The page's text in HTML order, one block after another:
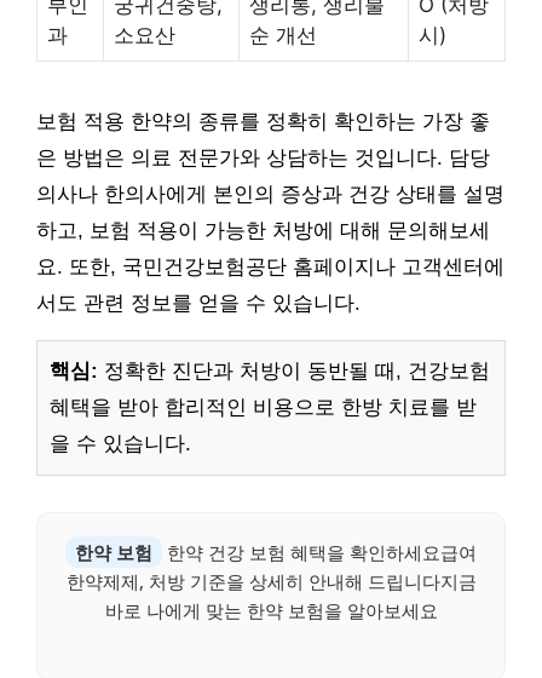
부인
과
궁귀건중탕,
소요산
생리통, 생리불
순 개선
O (처방
시)
보험 적용 한약의 종류를 정확히 확인하는 가장 좋
은 방법은 의료 전문가와 상담하는 것입니다. 담당
의사나 한의사에게 본인의 증상과 건강 상태를 설명
하고, 보험 적용이 가능한 처방에 대해 문의해보세
요. 또한, 국민건강보험공단 홈페이지나 고객센터에
서도 관련 정보를 얻을 수 있습니다.
핵심: 정확한 진단과 처방이 동반될 때, 건강보험
혜택을 받아 합리적인 비용으로 한방 치료를 받
을 수 있습니다.
한약 보험
한약 건강 보험 혜택을 확인하세요급여
한약제제, 처방 기준을 상세히 안내해 드립니다지금
바로 나에게 맞는 한약 보험을 알아보세요